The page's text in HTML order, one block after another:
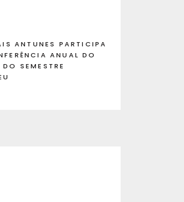
ANTUNES PARTICIPA
ANUAL DO
SEMESTRE